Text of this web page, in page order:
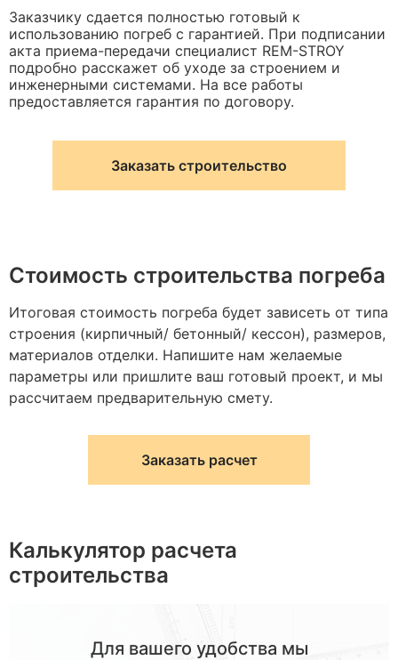
Заказчику сдается полностью готовый к
использованию погреб с гарантией. При подписании
акта приема-передачи специалист REM-STROY
подробно расскажет об уходе за строением и
инженерными системами. На все работы
предоставляется гарантия по договору.
Заказать строительство
Стоимость строительства погреба
Итоговая стоимость погреба будет зависеть от типа
строения (кирпичный/ бетонный/ кессон), размеров,
материалов отделки. Напишите нам желаемые
параметры или пришлите ваш готовый проект, и мы
рассчитаем предварительную смету.
Заказать расчет
Калькулятор расчета
строительства
Для вашего удобства мы